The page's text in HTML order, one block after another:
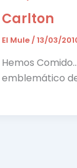
Carlton
El Mule/13/03/
Hemos
emblemático